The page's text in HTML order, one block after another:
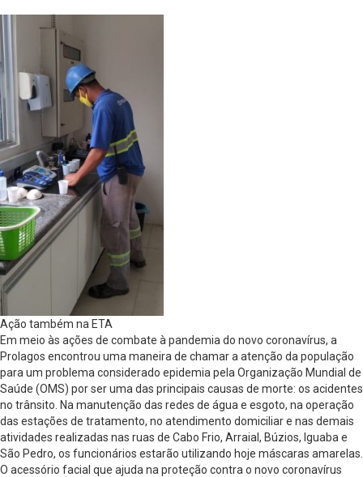
Ação também na ETA
Em meio às ações de combate à pandemia do novo coronavírus, a
Prolagos encontrou uma maneira de chamar a atenção da população
para um problema considerado epidemia pela Organização Mundial de
Saúde (OMS) por ser uma das principais causas de morte: os acidentes
no trânsito. Na manutenção das redes de água e esgoto, na operação
das estações de tratamento, no atendimento domiciliar e nas demais
atividades realizadas nas ruas de Cabo Frio, Arraial, Búzios, Iguaba e
São Pedro, os funcionários estarão utilizando hoje máscaras amarelas.
O acessório facial que ajuda na proteção contra o novo coronavírus